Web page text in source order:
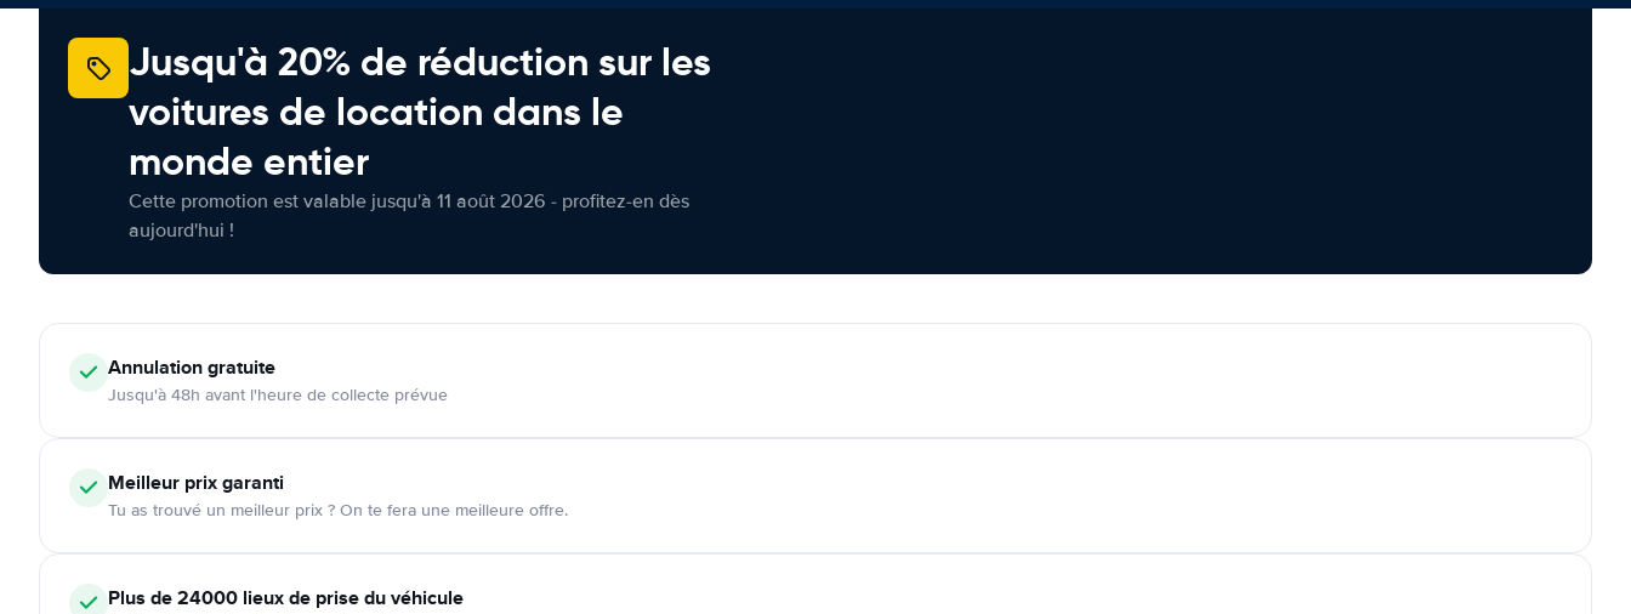
Jusqu'à 20% de réduction sur les
voitures de location dans le
monde entier
Cette promotion est valable jusqu'à 11 août 2026 - profitez-en dès
aujourd'hui !
Annulationgratuite
Jusqu'à 48h avant l'heure de collecte prévue
Meilleur prix garanti
Tu as trouvé un meilleur prix ? On te fera une meilleure offre.
Plus de 24000 lieux de prise du véhicule